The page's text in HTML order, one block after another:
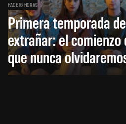
HACE 16 HORAS
Primera temporada
extrañar: el
que nunca